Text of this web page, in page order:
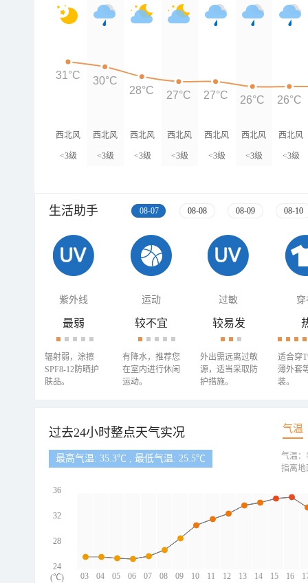
西北风
<3级
西北风
<3级
西北风
<3级
西北风
<3级
西北风
<3级
西北风
<3级
西北风
<3级
31°C
30°C
28°C
27°C 27°C 26°C 26°C
生活助手 08-07 08-08 08-09 08-10
紫外线 运动 过敏 穿
最弱
辐射弱，涂擦
SPF8-12防晒护
肤品。
较不宜
有降水，推荐您
在室内进行休闲
运动。
较易发
外出需远离过敏
源，适当采取防
护措施。
适合穿
薄外套
装。
过去24小时整点天气实况 气温
最高气温: 35.3℃ , 最低气温: 25.5℃
03 04 05 06 07 08 09 10 11 12 13 14 15 16
36
32
28
24
(℃)
气温：
指离地